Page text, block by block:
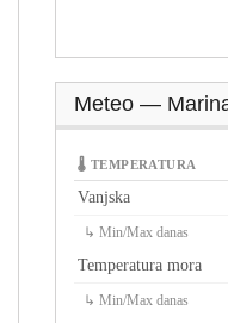
Meteo —
🌡 TEMPERATURA
Vanjska
↳ Min/Max danas
Temperatura mora
↳ Min/Max danas